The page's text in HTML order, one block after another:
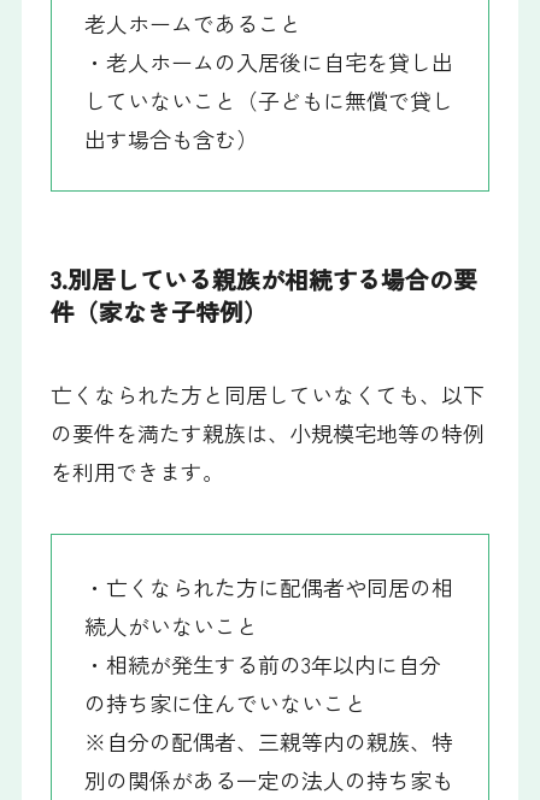
老人ホームであること
・老人ホームの入居後に自宅を貸し出
していないこと（子どもに無償で貸し
出す場合も含む）
3.別居している親族が相続する場合の要
件（家なき子特例）
亡くなられた方と同居していなくても、以下
の要件を満たす親族は、小規模宅地等の特例
を利用できます。
・亡くなられた方に配偶者や同居の相
続人がいないこと
・相続が発生する前の3年以内に自分
の持ち家に住んでいないこと
※自分の配偶者、三親等内の親族、特
別の関係がある一定の法人の持ち家も